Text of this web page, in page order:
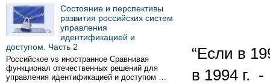
Состояние и перспективы
развития российских систем
управления
идентификацией и
доступом. Часть 2
Российское vs иностранное Сравнивая
функционал отечественных решений для
управления идентификацией и доступом …
“Если в
в 1994 г.